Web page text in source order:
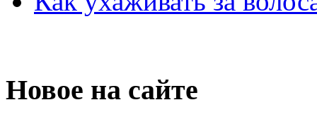
Новое на сайте